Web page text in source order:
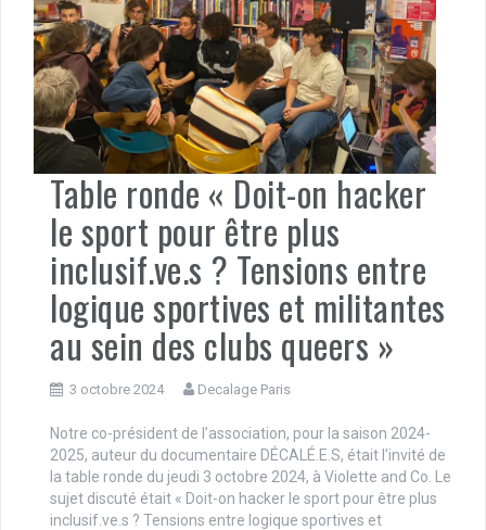
Table ronde « Doit-on hacker
le sport pour être plus
inclusif.ve.s ? Tensions entre
logique sportives et militantes
au sein des clubs queers »
3 octobre 2024 Decalage Paris
Notre co-président de l’association, pour la saison 2024-
2025, auteur du documentaire DÉCALÉ.E.S, était l’invité de
la table ronde du jeudi 3 octobre 2024, à Violette and Co. Le
sujet discuté était « Doit-on hacker le sport pour être plus
inclusif.ve.s ? Tensions entre logique sportives et